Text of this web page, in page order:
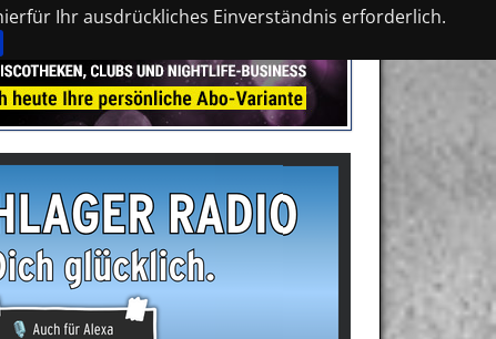
Ihr ausdrückliches Einverständnis erforderlich.